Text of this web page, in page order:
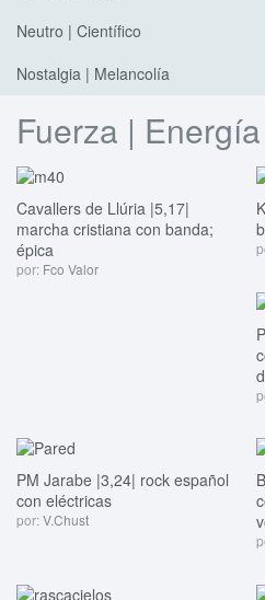
Neutro | Científico
Nostalgia | Melancolía
Fuerza |
Cavallers de Llúria |5,17|
marcha cristiana con banda;
épica
por: Fco Valor
PM Jarabe |3,24| rock español
con eléctricas
por:V.Chust